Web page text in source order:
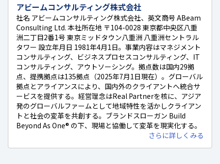
アビームコンサルティング株式会社
社名 アビームコンサルティング株式会社、英文商号 ABeam
Consulting Ltd. 本社所在地 〒104-0028 東京都中央区八重
洲二丁目2番1号 東京ミッドタウン八重洲 八重洲セントラル
タワー 設立年月日 1981年4月1日。事業内容はマネジメント
コンサルティング、ビジネスプロセスコンサルティング、IT
コンサルティング、アウトソーシング。拠点数は国内29拠
点、提携拠点は135拠点（2025年7月1日現在）。グローバル
拠点とアライアンスにより、国内外のクライアントへ統合サ
ービスを提供する。経営理念はReal Partnerを核に、アジア
発のグローバルファームとして地域特性を活かしクライアン
トと社会の変革を共創する。ブランドスローガン Build
Beyond As One® の下、現場と協働して変革を現実化する。
さらに詳しくみる